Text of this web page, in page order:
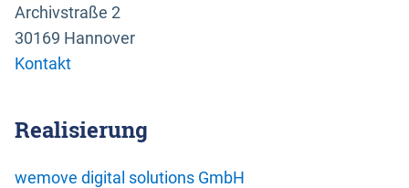
Archivstraße 2
30169 Hannover
Kontakt
Realisierung
wemove digital solutions GmbH